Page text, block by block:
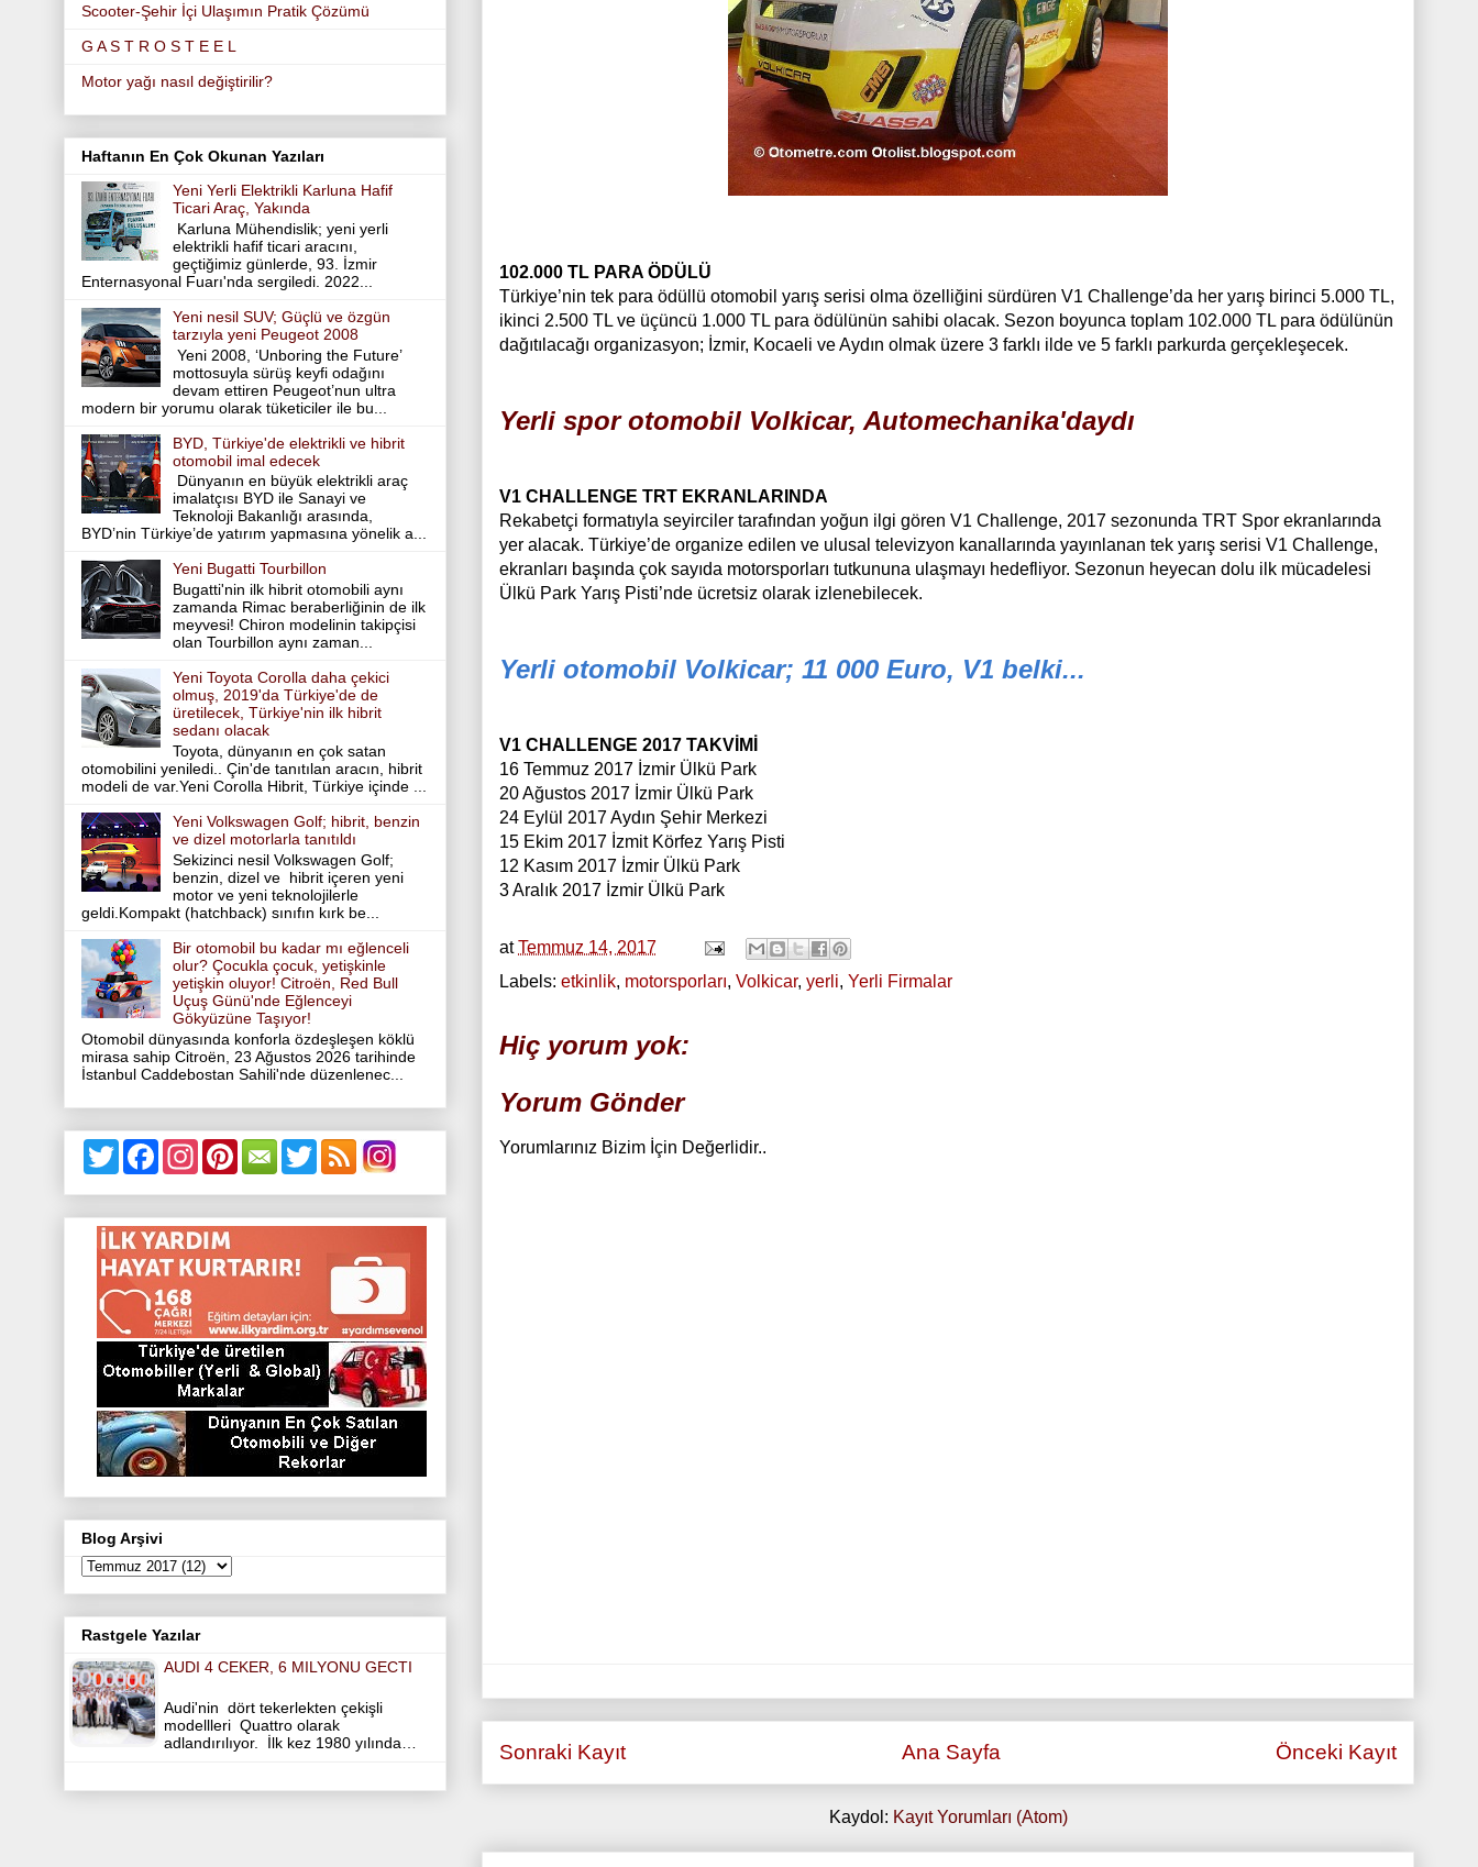
102.000 TL PARA ÖDÜLÜ
Türkiye’nin tek para ödüllü otomobil yarış serisi olma özelliğini sürdüren V1 Challenge’da her yarış birinci 5.000 TL,
ikinci 2.500 TL ve üçüncü 1.000 TL para ödülünün sahibi olacak. Sezon boyunca toplam 102.000 TL para ödülünün
dağıtılacağı organizasyon; İzmir, Kocaeli ve Aydın olmak üzere 3 farklı ilde ve 5 farklı parkurda gerçekleşecek.
Yerli spor otomobil Volkicar, Automechanika'daydı
V1 CHALLENGE TRT EKRANLARINDA
Rekabetçi formatıyla seyirciler tarafından yoğun ilgi gören V1 Challenge, 2017 sezonunda TRT Spor ekranlarında
yer alacak. Türkiye’de organize edilen ve ulusal televizyon kanallarında yayınlanan tek yarış serisi V1 Challenge,
ekranları başında çok sayıda motorsporları tutkununa ulaşmayı hedefliyor. Sezonun heyecan dolu ilk mücadelesi
Ülkü Park Yarış Pisti’nde ücretsiz olarak izlenebilecek.
Yerli otomobil Volkicar; 11 000 Euro, V1 belki...
V1 CHALLENGE 2017 TAKVİMİ
16 Temmuz 2017 İzmir Ülkü Park
20 Ağustos 2017 İzmir Ülkü Park
24 Eylül 2017 Aydın Şehir Merkezi
15 Ekim 2017 İzmit Körfez Yarış Pisti
12 Kasım 2017 İzmir Ülkü Park
3 Aralık 2017 İzmir Ülkü Park
atTemmuz 14, 2017
Labels: etkinlik, motorsporları, Volkicar, yerli, Yerli Firmalar
Hiç yorum yok:
Yorum Gönder
Yorumlarınız Bizim İçin Değerlidir..
Sonraki Kayıt Önceki Kayıt
Ana Sayfa
Kaydol: Kayıt Yorumları (Atom)
Scooter-Şehir İçi Ulaşımın Pratik Çözümü
G A S T R O S T E E L
Motor yağı nasıl değiştirilir?
Haftanın En Çok Okunan Yazıları
Yeni Yerli Elektrikli Karluna Hafif
Ticari Araç, Yakında
Karluna Mühendislik; yeni yerli
elektrikli hafif ticari aracını,
geçtiğimiz günlerde, 93. İzmir
Enternasyonal Fuarı'nda sergiledi. 2022...
Yeni nesil SUV; Güçlü ve özgün
tarzıyla yeni Peugeot 2008
Yeni 2008, ‘Unboring the Future’
mottosuyla sürüş keyfi odağını
devam ettiren Peugeot’nun ultra
modern bir yorumu olarak tüketiciler ile bu...
BYD, Türkiye'de elektrikli ve hibrit
otomobil imal edecek
Dünyanın en büyük elektrikli araç
imalatçısı BYD ile Sanayi ve
Teknoloji Bakanlığı arasında,
BYD’nin Türkiye’de yatırım yapmasına yönelik a...
Yeni Bugatti Tourbillon
Bugatti'nin ilk hibrit otomobili aynı
zamanda Rimac beraberliğinin de ilk
meyvesi! Chiron modelinin takipçisi
olan Tourbillon aynı zaman...
Yeni Toyota Corolla daha çekici
olmuş, 2019'da Türkiye'de de
üretilecek, Türkiye'nin ilk hibrit
sedanı olacak
Toyota, dünyanın en çok satan
otomobilini yeniledi.. Çin'de tanıtılan aracın, hibrit
modeli de var.Yeni Corolla Hibrit, Türkiye içinde ...
Yeni Volkswagen Golf; hibrit, benzin
ve dizel motorlarla tanıtıldı
Sekizinci nesil Volkswagen Golf;
benzin, dizel ve hibrit içeren yeni
motor ve yeni teknolojilerle
geldi.Kompakt (hatchback) sınıfın kırk be...
Bir otomobil bu kadar mı eğlenceli
olur? Çocukla çocuk, yetişkinle
yetişkin oluyor! Citroën, Red Bull
Uçuş Günü'nde Eğlenceyi
Gökyüzüne Taşıyor!
Otomobil dünyasında konforla özdeşleşen köklü
mirasa sahip Citroën, 23 Ağustos 2026 tarihinde
İstanbul Caddebostan Sahili'nde düzenlenec...
T
w
t
t
e
r
F
e
b
o
o
k
t
a
g
r
a
P
t
e
s
T
t
t
Blog Arşivi
Rastgele Yazılar
AUDI 4 CEKER, 6 MILYONU GECTI
Audi'nin dört tekerlekten çekişli
modellleri Quattro olarak
adlandırılıyor. İlk kez 1980 yılında…